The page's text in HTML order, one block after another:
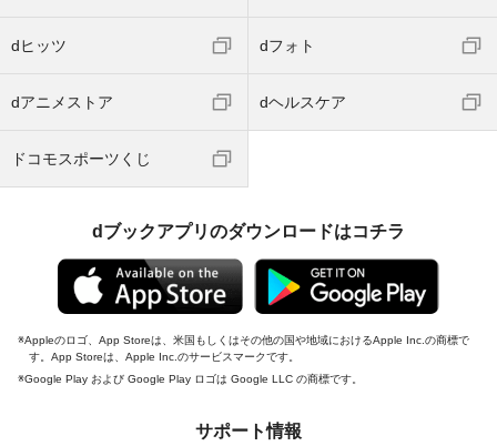
dヒッツ dフォト
dアニメストア dヘルスケア
ドコモスポーツくじ
dブックアプリのダウンロードはコチラ
Appleのロゴ、App Storeは、米国もしくはその他の国や地域におけるApple Inc.の商標で
す。App Storeは、Apple Inc.のサービスマークです。
Google Play および Google Play ロゴは Google LLC の商標です。
サポート情報